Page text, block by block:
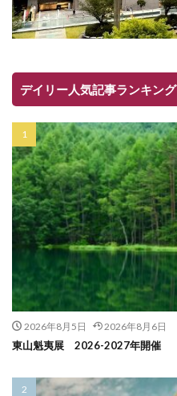
デイリー人気記事ランキング
2026年8月5日 2026年8月6日
東山魁夷展 2026-2027年開催